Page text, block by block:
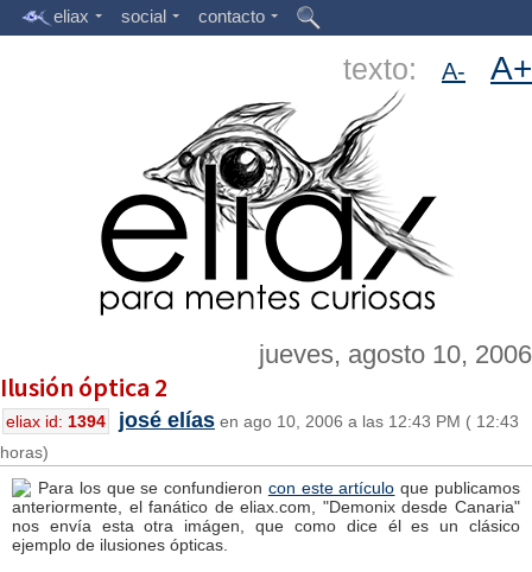
eliax social contacto
texto: A- A+
jueves, agosto 10, 2006
Ilusión óptica 2
eliax id: 1394 josé elías en ago 10, 2006 a las 12:43 PM ( 12:43
horas)
Para los que se confundieron con este artículo que publicamos
anteriormente, el fanático de eliax.com, "Demonix desde Canaria"
nos envía esta otra imágen, que como dice él es un clásico
ejemplo de ilusiones ópticas.